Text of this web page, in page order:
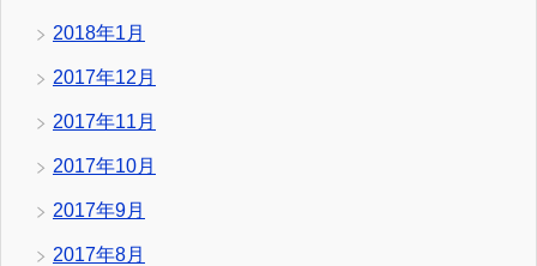
2018年1月
2017年12月
2017年11月
2017年10月
2017年9月
2017年8月